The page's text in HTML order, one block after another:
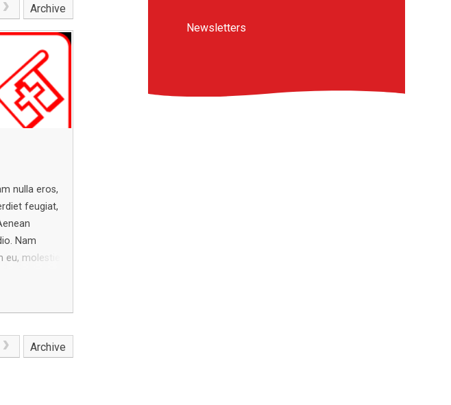
Archive
nulla eros,
feugiat,
Nam
molestie
vulputate
Archive
Newsletters